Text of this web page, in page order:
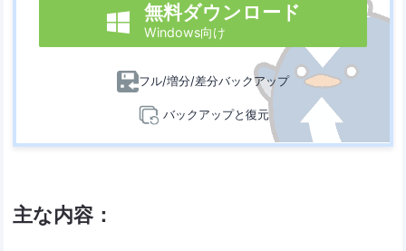
 無料ダウンロード
Windows向け
フル/増分/差分バックアップ
バックアップと復元
主な内容：